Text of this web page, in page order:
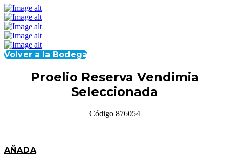
Volver a la Bodega
Proelio Reserva Vendimia
Seleccionada
Código 876054
AÑADA